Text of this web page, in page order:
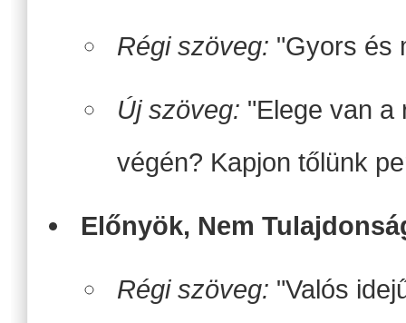
Régi szöveg: "Gyors és
Új szöveg: "Elege van a
végén? Kapjon tőlünk
Előnyök, Nem
Régi szöveg: "Valós